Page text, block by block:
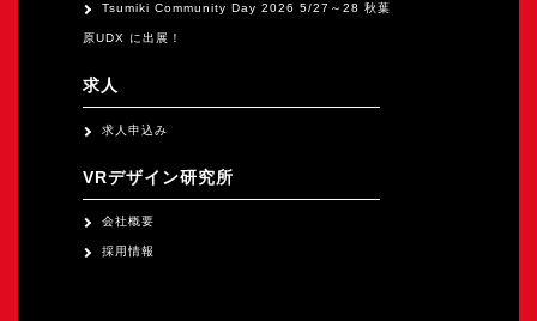
Tsumiki Community Day 2026 5/27～28 秋葉
原UDX に出展！
求人
求人申込み
VRデザイン研究所
会社概要
採用情報